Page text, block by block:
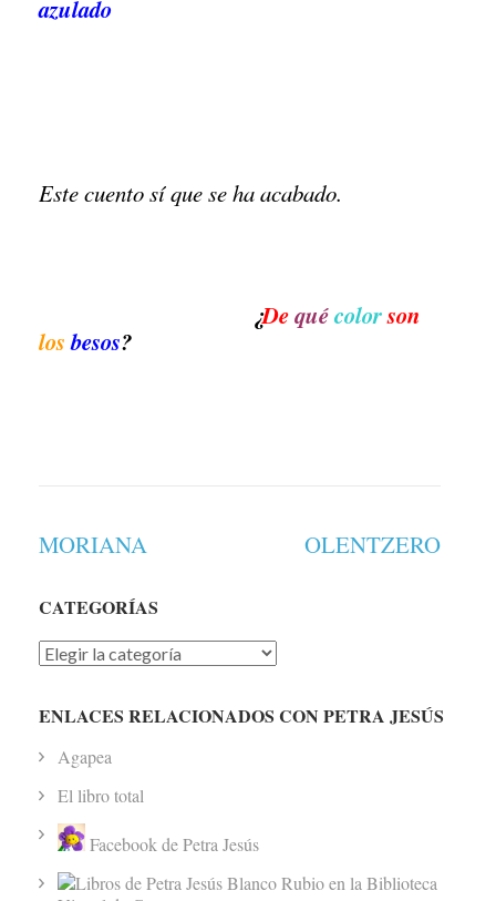
azulado
Este cuento sí que se ha acabado.
¿Dequécolorson
los besos?
Navegación
de
entradas
MORIANA OLENTZERO
CATEGORÍAS
Categorías
ENLACES RELACIONADOS CON PETRA JESÚS
Agapea
El libro total
Facebook de Petra Jesús